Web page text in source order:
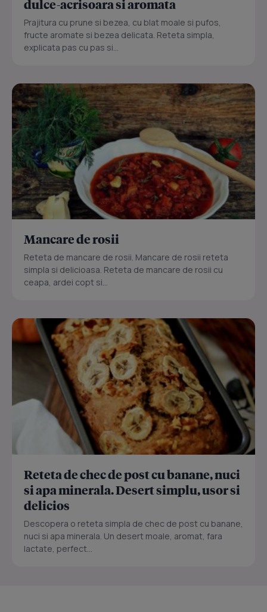
dulce-acrisoara si aromata
Prajitura cu prune si bezea, cu blat moale si pufos,
fructe aromate si bezea delicata. Reteta simpla,
explicata pas cu pas si...
Mancare de rosii
Reteta de mancare de rosii. Mancare de rosii reteta
simpla si delicioasa. Reteta de mancare de rosii cu
ceapa, ardei copt si...
Reteta de chec de post cu banane, nuci
si apa minerala. Desert simplu, usor si
delicios
Descopera o reteta simpla de chec de post cu banane,
nuci si apa minerala. Un desert moale, aromat, fara
lactate, perfect...